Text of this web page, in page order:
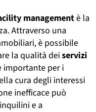
managementè la
Attraverso una
è possibile
la qualità deiservizi
importante per i
cura degli interessi
inefficace può
e a